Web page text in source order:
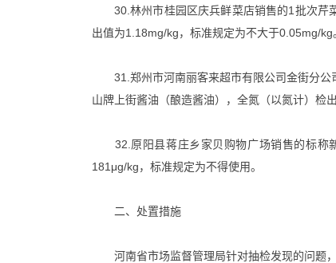
30.林州市桂园区庆兵鲜菜店销售的1批次芹
出值为1.18mg/kg，标准规定为不大于0.05mg/kg
31.郑州市河南丽客来超市有限公司金街分公
山牌上街酱油（酿造酱油），全氮（以氮计）检
32.原阳县蒋庄乡家贝购物广场销售的标称
181μg/kg，标准规定为不得使用。
二、处置措施
河南省市场监督管理局针对抽检发现的问题，